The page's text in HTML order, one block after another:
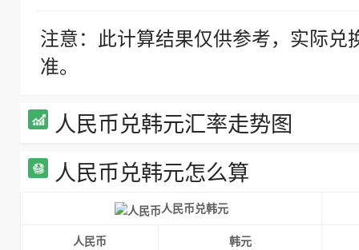
注意：此计算结果仅供参考，实际
准。
人民币兑韩元汇率走势图
人民币兑韩元怎么算
人民币兑韩元
人民币
韩元